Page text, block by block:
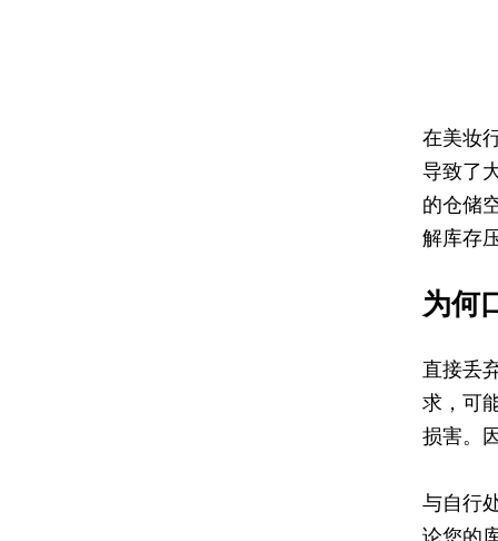
在美妆
导致了
的仓储
解库存
为何
直接丢
求，可
损害。
与自行
论您的